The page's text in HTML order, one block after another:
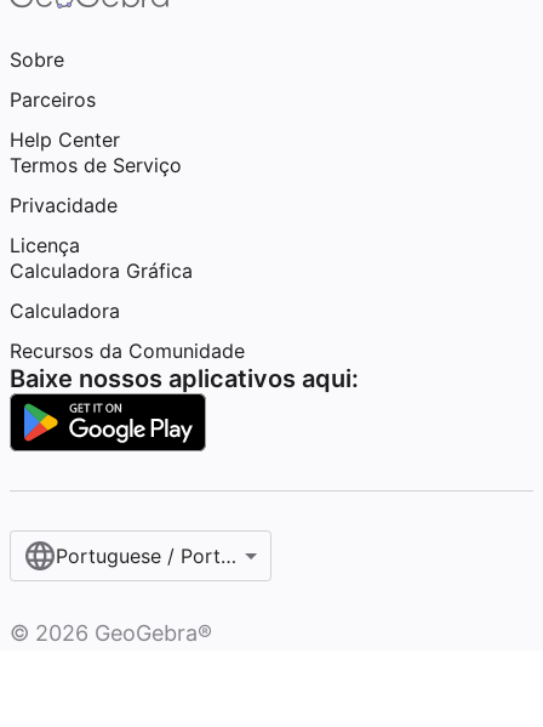
Sobre
Parceiros
Help Center
Termos de Serviço
Privacidade
Licença
Calculadora Gráfica
Calculadora
Recursos da Comunidade
Baixe nossos aplicativos aqui:
Portuguese / Português (Brasil)
© 2026 GeoGebra®